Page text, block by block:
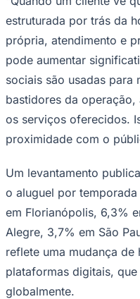
Flamengo
estruturada por trás da
própria, atendimento e
pode aumentar
sociais são usadas para
bastidores da
os serviços oferecidos.
proximidade com o
Um levantamento
o aluguel por
em Florianópolis, 6,3%
Alegre, 3,7% em São
reflete uma mudança
plataformas digitais,
globalmente.